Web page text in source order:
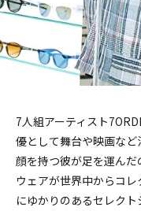
7人組アーティスト
優として舞台や映画な
顔を持つ彼が足を運ん
ウェアが世界中からコ
にゆかりのあるセレク